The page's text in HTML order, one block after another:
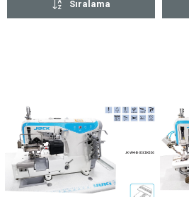
Sıralama